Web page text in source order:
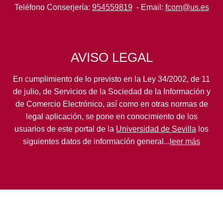
Teléfono Conserjería: 954559819- Email: fcom@us.es
AVISO LEGAL
En cumplimiento de lo previsto en la Ley 34/2002, de 11
de julio, de Servicios de la Sociedad de la Información y
de Comercio Electrónico, así como en otras normas de
legal aplicación, se pone en conocimiento de los
usuarios de este portal de la Universidad de Sevilla los
siguientes datos de información general... leer más